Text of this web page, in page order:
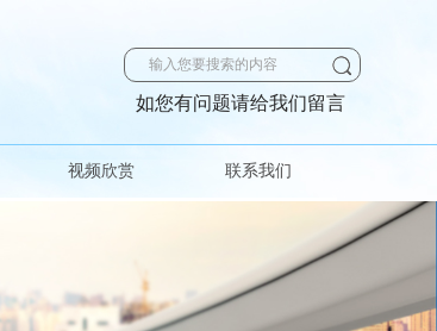
如您有问题请给我们留言
视频欣赏 联系我们